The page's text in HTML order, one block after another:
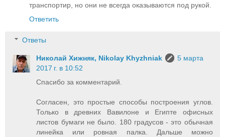
транспортир, но они не всегда оказываются под рукой.
Ответить
Ответы
Николай Хижняк, Nikolay Khyzhniak
5 марта
2017 г. в 10:52
Спасибо за комментарий.
Согласен, это простые способы построения углов.
Только в древних Вавилоне и Египте офисных
листов бумаги не было. 180 градусов - это обычная
линейка или ровная палка. Дальше можно